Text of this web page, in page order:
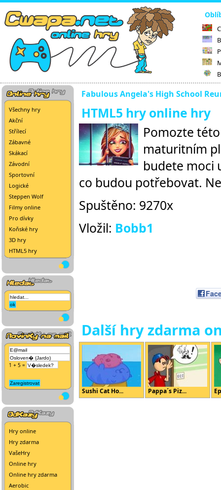
Všechny hry
Akční
Střílecí
Zábavné
Skákací
Závodní
Sportovní
Logické
Steppen Wolf
Filmy online
Pro dívky
Koňské hry
3D hry
HTML5 hry
1 + 5 =
Hry online
Hry zdarma
VašeHry
Online hry
Online hry zdarma
Aerobic
Fabulous Angela's High School
HTML5 hry online hry
Pomozte
maturitním
budete moci
co budou potřebovat.
Spuštěno: 9270x
Vložil: Bobb1
Další hry zdarma
Sushi Cat Ho... Pappa´s Piz...